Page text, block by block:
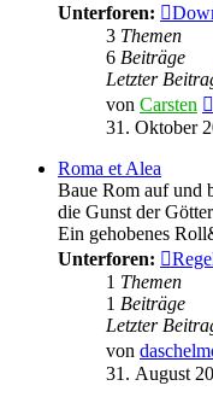
Unterforen:
3 Themen
6 Beiträge
Letzter
von Carsten
31. Oktober
Roma et Alea
Baue Rom auf und
die Gunst der
Ein gehobenes
Unterforen:
1 Themen
1 Beiträge
Letzter
von
31. August